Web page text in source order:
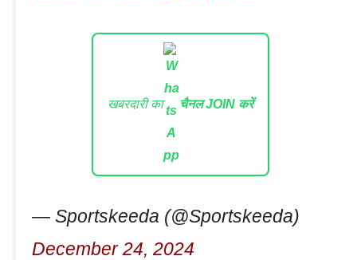
खबरदारी का चैनल JOIN करें
— Sportskeeda (@Sportskeeda)
December 24, 2024